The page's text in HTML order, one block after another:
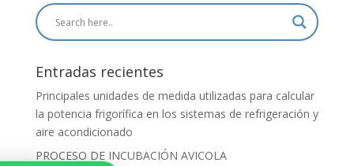
Entradas recientes
Principales unidades de medida utilizadas para calcular
la potencia frigorífica en los sistemas de refrigeración y
aire acondicionado
PROCESO DE INCUBACIÓN AVICOLA